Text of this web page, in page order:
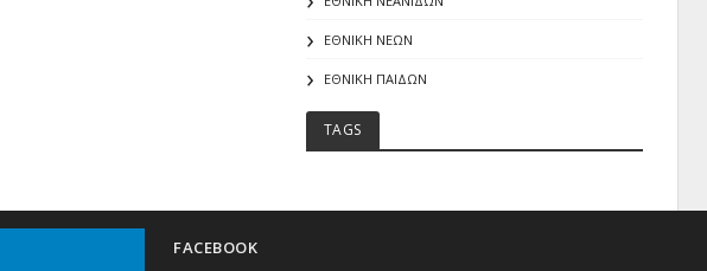
ΕΘΝΙΚΗ ΝΕΩΝ
ΕΘΝΙΚΗ ΠΑΙΔΩΝ
TAGS
FACEBOOK